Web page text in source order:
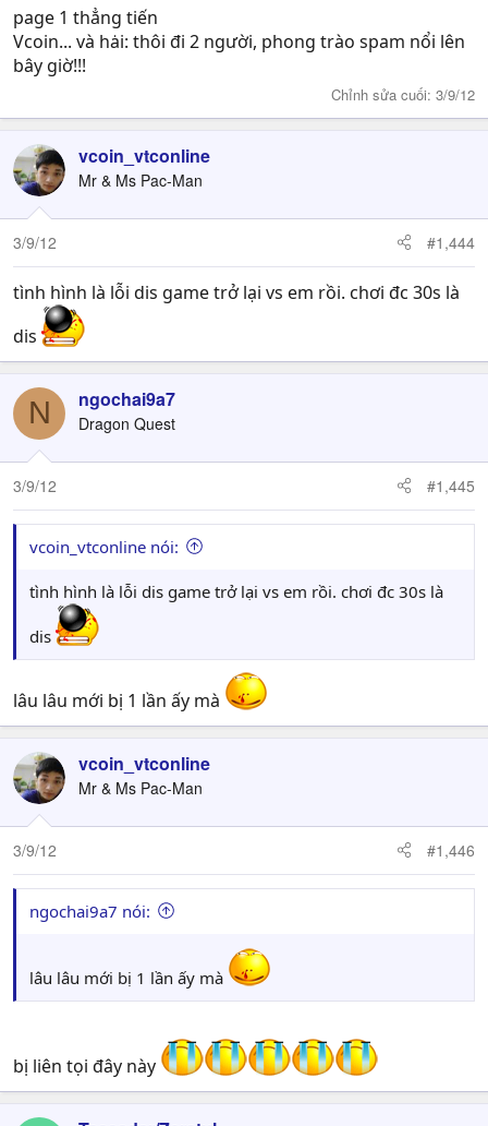
page 1 thẳng tiến
Vcoin... và hȧi: thôi đi 2 người, phong trào spam nổi lên
bây giờ!!!
Chỉnh sửa cuối: 3/9/12
vcoin_vtconline
Mr & Ms Pac-Man
3/9/12 #1,444
tình hình là lỗi dis game trở lại vs em rồi. chơi đc 30s là
dis
N ngochai9a7
Dragon Quest
3/9/12 #1,445
vcoin_vtconline nói:
tình hình là lỗi dis game trở lại vs em rồi. chơi đc 30s là
dis
lâu lâu mới bị 1 lần ấy mà
vcoin_vtconline
Mr & Ms Pac-Man
3/9/12 #1,446
ngochai9a7 nói:
lâu lâu mới bị 1 lần ấy mà
bị liên tọi đây này